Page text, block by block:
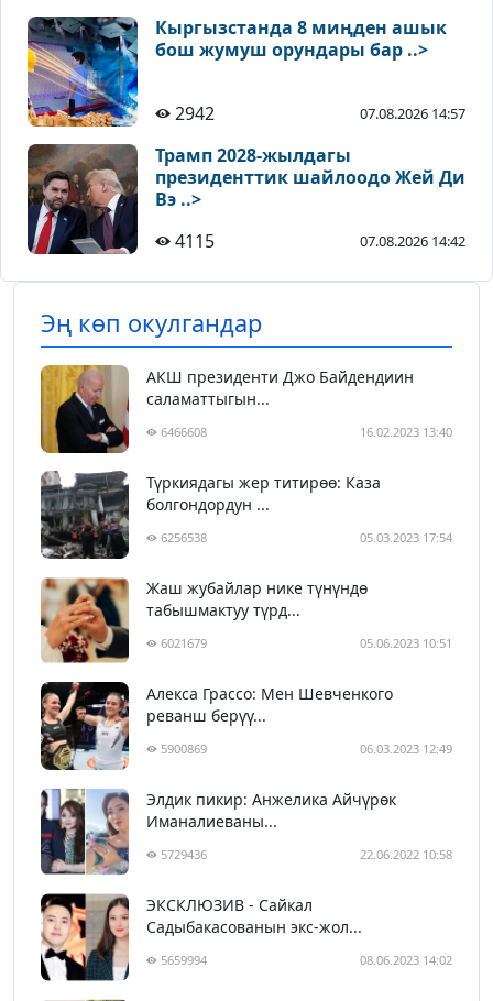
Кыргызстанда 8 миңден ашык
бош жумуш орундары бар ..>
2942 07.08.2026 14:57
Трамп 2028-жылдагы
президенттик шайлоодо Жей Ди
Вэ ..>
4115
07.08.2026 14:42
Эң көп окулгандар
АКШ президенти Джо Байдендиин
саламаттыгын...
6466608 16.02.2023 13:40
Түркиядагы жер титирөө: Каза
болгондордун ...
6256538 05.03.2023 17:54
Жаш жубайлар нике түнүндө
табышмактуу түрд...
6021679 05.06.2023 10:51
Алекса Грассо: Мен Шевченкого
реванш берүү...
5900869 06.03.2023 12:49
Элдик пикир: Анжелика Айчүрөк
Иманалиеваны...
5729436 22.06.2022 10:58
ЭКСКЛЮЗИВ - Сайкал
Садыбакасованын экс-жол...
5659994 08.06.2023 14:02